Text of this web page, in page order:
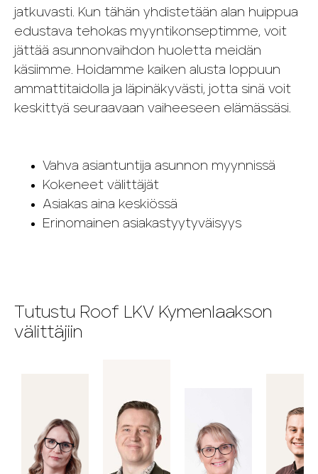
jatkuvasti. Kun tähän yhdistetään alan huippua
edustava tehokas myyntikonseptimme, voit
jättää asunnonvaihdon huoletta meidän
käsiimme. Hoidamme kaiken alusta loppuun
ammattitaidolla ja läpinäkyvästi, jotta sinä voit
keskittyä seuraavaan vaiheeseen elämässäsi.
Vahva asiantuntija asunnon myynnissä
Kokeneet välittäjät
Asiakas aina keskiössä
Erinomainen asiakastyytyväisyys
Tutustu Roof LKV Kymenlaakson
välittäjiin